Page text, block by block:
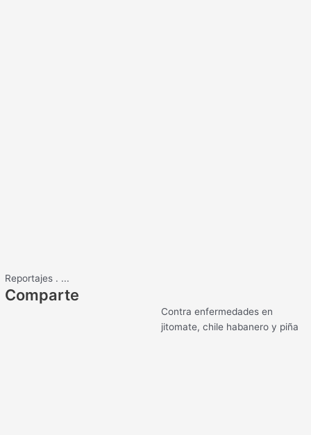
Reportajes . ...
Comparte
Contra enfermedades en
jitomate, chile habanero y piña